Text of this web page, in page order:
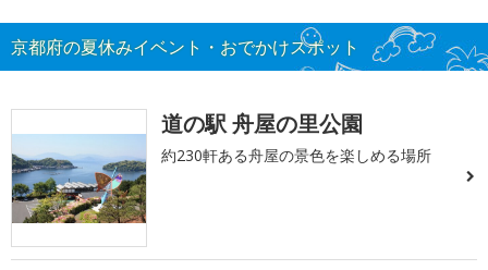
京都府の夏休みイベント・おでかけスポット
道の駅 舟屋の里公園
約230軒ある舟屋の景色を楽しめる場所